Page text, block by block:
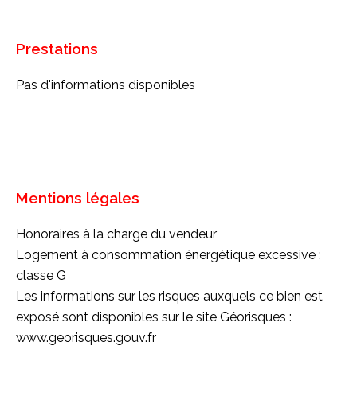
Prestations
Pas d'informations disponibles
Mentions légales
Honoraires à la charge du vendeur
Logement à consommation énergétique excessive :
classe G
Les informations sur les risques auxquels ce bien est
exposé sont disponibles sur le site Géorisques :
www.georisques.gouv.fr